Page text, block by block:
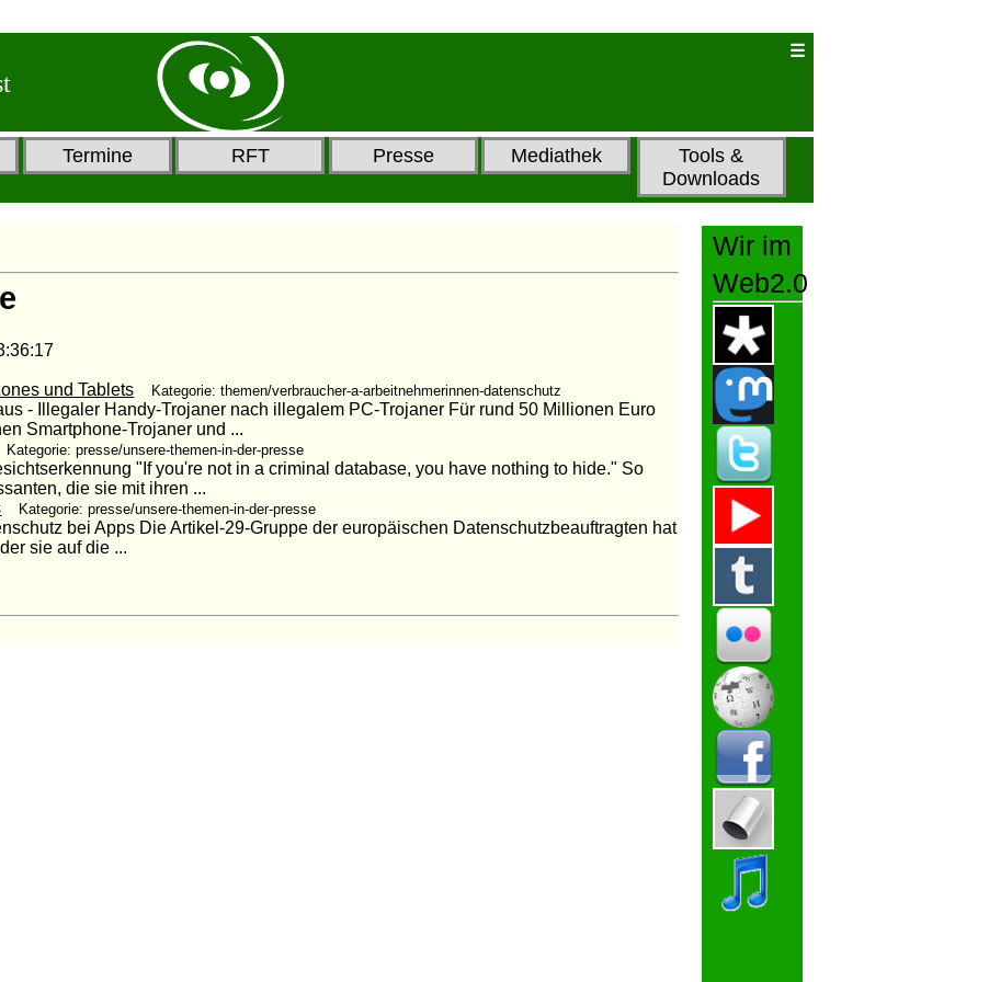
Termine RFT Presse Mediathek
Tools &
Downloads
und Tablets Kategorie: themen/verbraucher-a-arbeitnehmerinnen-datenschutz
- Illegaler Handy-Trojaner nach illegalem PC-Trojaner Für rund 50 Millionen Euro
Smartphone-Trojaner und ...
Kategorie: presse/unsere-themen-in-der-presse
"If you're not in a criminal database, you have nothing to hide." So
die sie mit ihren ...
Kategorie: presse/unsere-themen-in-der-presse
bei Apps Die Artikel-29-Gruppe der europäischen Datenschutzbeauftragten hat
sie auf die ...
Wir im
Web2.0